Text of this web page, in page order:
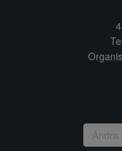
Ändra